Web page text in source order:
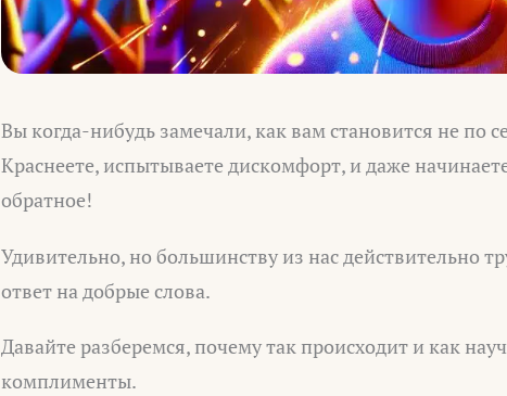
Вы когда-нибудь замечали, как вам становится не по
Краснеете, испытываете дискомфорт, и даже
обратное!
Удивительно, но большинству из нас действительно
ответ на добрые слова.
Давайте разберемся, почему так происходит и как
комплименты.